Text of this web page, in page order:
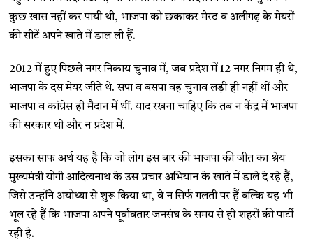
कुछ खास नहीं कर पायी थी, भाजपा को छकाकर मेरठ व अलीगढ़ के मेयरों
की सीटें अपने खाते में डाल ली हैं.
2012 में हुए पिछले नगर निकाय चुनाव में, जब प्रदेश में 12 नगर निगम ही थे,
भाजपा के दस मेयर जीते थे. सपा व बसपा वह चुनाव लड़ी ही नहीं थीं और
भाजपा व कांग्रेस ही मैदान में थीं. याद रखना चाहिए कि तब न केंद्र में भाजपा
की सरकार थी और न प्रदेश में.
इसका साफ अर्थ यह है कि जो लोग इस बार की भाजपा की जीत का श्रेय
मुख्यमंत्री योगी आदित्यनाथ के उस प्रचार अभियान के खाते में डाले दे रहे हैं,
जिसे उन्होंने अयोध्या से शुरू किया था, वे न सिर्फ गलती पर हैं बल्कि यह भी
भूल रहे हैं कि भाजपा अपने पूर्वावतार जनसंघ के समय से ही शहरों की पार्टी
रही है.